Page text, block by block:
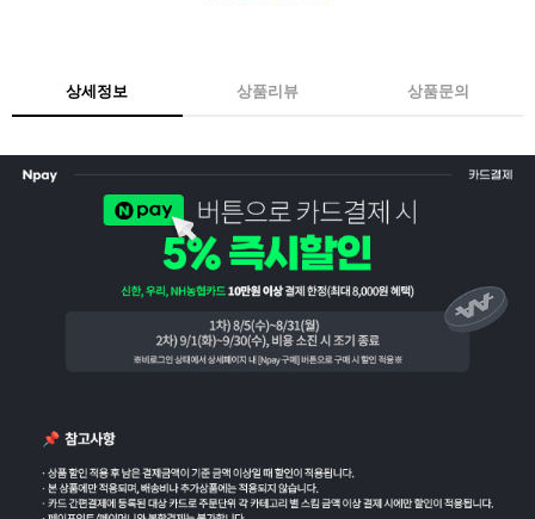
상세정보 상품리뷰 상품문의